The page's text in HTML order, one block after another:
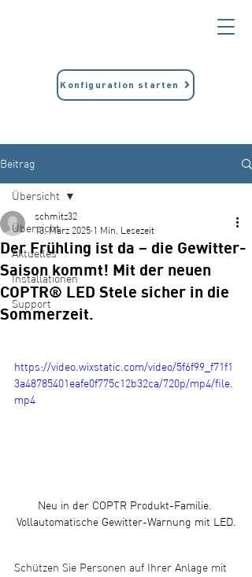
Konfiguration starten
Beitrag
Übersicht
Aktuelles
Installationen
Support
Übersicht
Der Frühling ist da – die Gewitter-
Saison kommt! Mit der neuen
COPTR® LED Stele sicher in die
Sommerzeit.
schmitz32
13. März 2025 1 Min. Lesezeit
https://video.wixstatic.com/video/5f6f99_f71f1
3a48785401eafe0f775c12b32ca/720p/mp4/file.
mp4
Neu in der COPTR Produkt-Familie.
Vollautomatische Gewitter-Warnung mit LED.
Schützen Sie Personen auf Ihrer Anlage mit